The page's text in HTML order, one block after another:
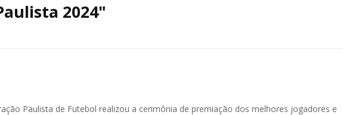
2024"
Paulista de Futebol realizou a cerimônia de premiação dos melhores jogadores e